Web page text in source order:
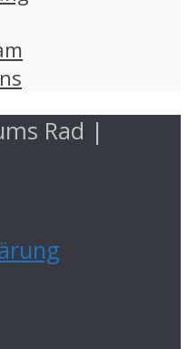
Rad |